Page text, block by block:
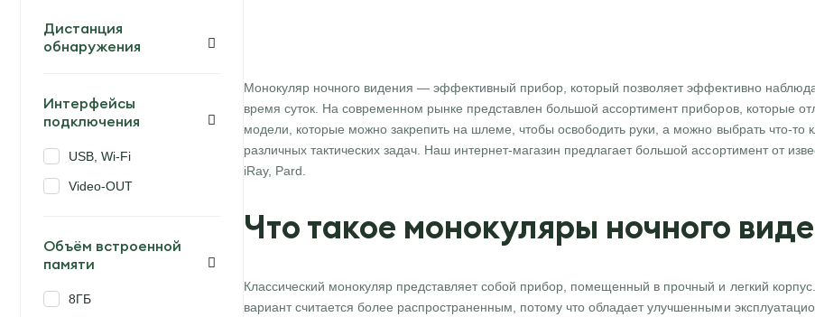
Монокуляр ночного видения — эффективный прибор, который позволяет эффективно
время суток. На современном рынке представлен большой ассортимент приборов, которые
модели, которые можно закрепить на шлеме, чтобы освободить руки, а можно выбрать что-то
различных тактических задач. Наш интернет-магазин предлагает большой ассортимент от
iRay, Pard.
Что такое монокуляры ночного
Классический монокуляр представляет собой прибор, помещенный в прочный и легкий
вариант считается более распространенным, потому что обладает улучшенными
70мм
Дистанция
обнаружения
Интерфейсы
подключения
USB, Wi-Fi
Video-OUT
Объём встроенной
памяти
8ГБ